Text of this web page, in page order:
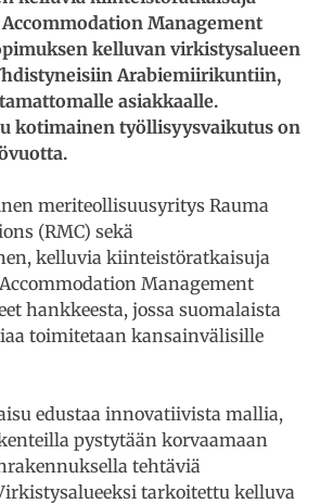
Management
kelluvan virkistysalueen
Arabiemiirikuntiin,
asiakkaalle.
kotimainen työllisyysvaikutus on
meriteollisuusyritys Rauma
(RMC) sekä
kelluvia kiinteistöratkaisuja
Management
hankkeesta, jossa suomalaista
toimitetaan kansainvälisille
edustaa innovatiivista mallia,
pystytään korvaamaan
tehtäviä
tarkoitettu kelluva